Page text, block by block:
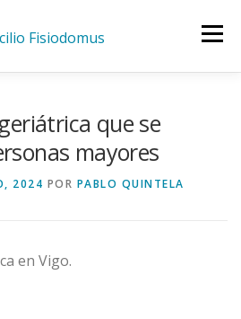
Menú
que se
mayores
2024 POR PABLO QUINTELA